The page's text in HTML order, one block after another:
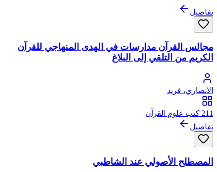
تفاصيل
مجالس القرآن مدارسات في الهدى المنهاجي للقرآن
الكريم من التلقي إلى البلاغ
الأنصاري، فريد
211 كتب علوم القرآن
تفاصيل
المصطلح الأصولي عند الشاطبي